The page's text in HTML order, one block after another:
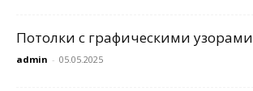
Потолки с графическими узорами
admin - 05.05.2025